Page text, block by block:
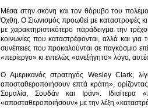
Μέσα στην σκόνη και τον θόρυβο του
Όχθη. Ο Σιωνισμός προωθεί με καταστροφές κι
με χαρακτηριστικότερο παράδειγμα την
κοινωνίες που καταστρέφονται, αλλά και
συνέπειες που προκαλούνται σε παγκόσμιο
«περίεργο» κι εντελώς «ανεξήγητο» λόγο,
Ο Αμερικανός στρατηγός Wesley Clark,
αποσταθεροποιήσουν επτά κράτη»,
Σομαλία, Σουδάν και Ιράν». Ιδιαίτερα
«αποσταθεροποιήσουν» με την λέξη